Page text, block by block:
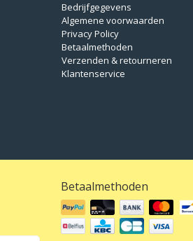
Bedrijfgegevens
Algemene voorwaarden
Privacy Policy
Betaalmethoden
Verzenden & retourneren
Klantenservice
Betaalmethoden